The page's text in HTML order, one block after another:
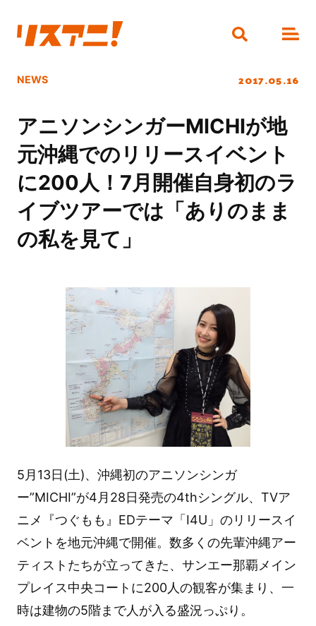
NEWS 2017.05.16
アニソンシンガーMICHIが地
元沖縄でのリリースイベント
に200人！7月開催自身初のラ
イブツアーでは「ありのまま
の私を見て」
5月13日(土)、沖縄初のアニソンシンガ
ー”MICHI”が4月28日発売の4thシングル、TVア
ニメ『つぐもも』EDテーマ「I4U」のリリースイ
ベントを地元沖縄で開催。数多くの先輩沖縄アー
ティストたちが立ってきた、サンエー那覇メイン
プレイス中央コートに200人の観客が集まり、一
時は建物の5階まで人が入る盛況っぷり。